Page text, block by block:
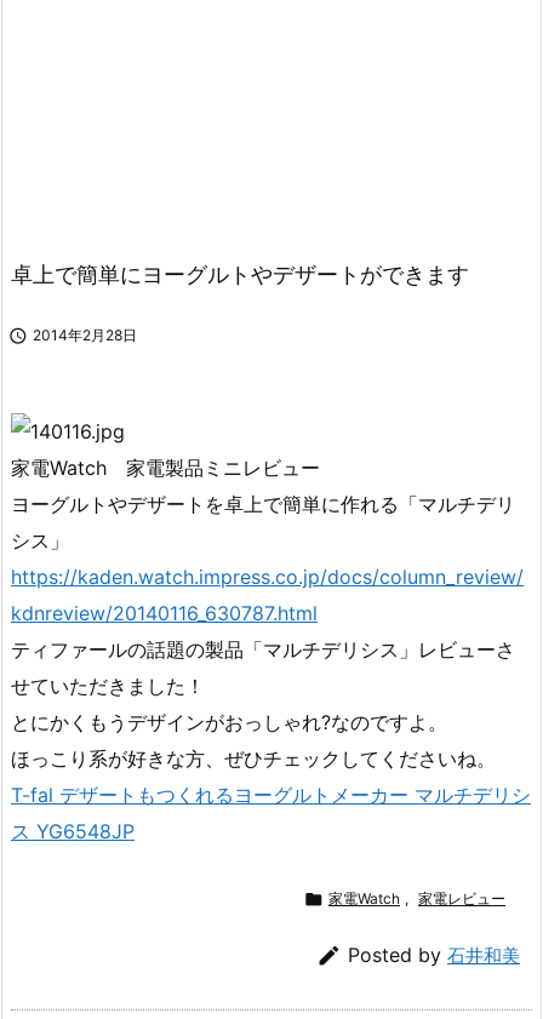
卓上で簡単にヨーグルトやデザートができます
 2014年2月28日
家電Watch 家電製品ミニレビュー
ヨーグルトやデザートを卓上で簡単に作れる「マルチデリ
シス」
https://kaden.watch.impress.co.jp/docs/column_review/
kdnreview/20140116_630787.html
ティファールの話題の製品「マルチデリシス」レビューさ
せていただきました！
とにかくもうデザインがおっしゃれ?なのですよ。
ほっこり系が好きな方、ぜひチェックしてくださいね。
T-fal デザートもつくれるヨーグルトメーカー マルチデリシ
ス YG6548JP
 家電Watch , 家電レビュー
 Posted by 石井和美